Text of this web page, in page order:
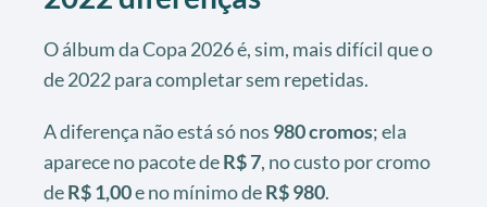
O álbum da Copa 2026 é, sim, mais difícil que o
de 2022 para completar sem repetidas.
A diferença não está só nos 980 cromos; ela
aparece no pacote deR$ 7, no custo por cromo
deR$ 1,00e no mínimo deR$ 980.